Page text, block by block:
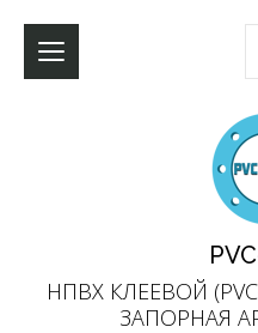
НПВХ КЛЕЕВОЙ
ЗАПОРНАЯ